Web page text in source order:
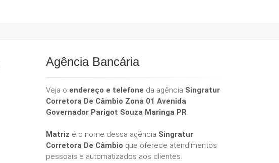
Agência Bancária
Veja o endereço e telefone da agência Singratur
Corretora De Câmbio Zona 01 Avenida
Governador Parigot Souza Maringa PR.
Matriz é o nome dessa agência Singratur
Corretora De Câmbio que oferece atendimentos
pessoais e automatizados aos clientes.